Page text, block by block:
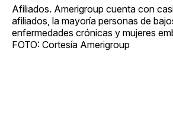
Afiliados. Amerigroup cuenta con
afiliados, la mayoría personas de
enfermedades crónicas y mujeres
FOTO: Cortesía Amerigroup